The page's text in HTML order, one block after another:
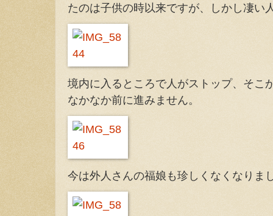
たのは子供の時以来ですが、しかし凄い
境内に入るところで人がストップ、そこ
なかなか前に進みません。
今は外人さんの福娘も珍しくなくなりま